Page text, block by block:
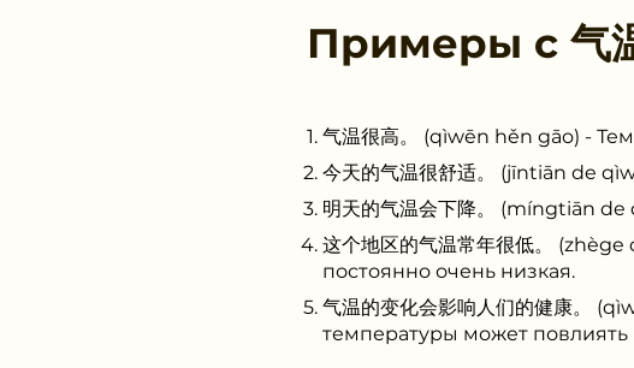
Примеры с 气
气温很高。 (qìwēn hěn gāo) -
今天的气温很舒适。 (jīntiān de
明天的气温会下降。 (míngtiān
这个地区的气温常年很低。
постоянно очень низкая.
气温的变化会影响人们的健康。
температуры может повлиять